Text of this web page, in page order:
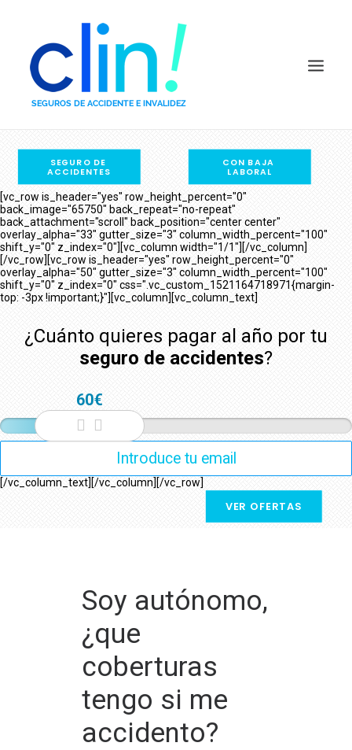
COMPARADOR POR PRECIO
PREGUNTAS FRECUENTES
QUIÉNES SOMOS
DEFINICIONES
COMPAÑÍAS
CONTACTO
CON BAJA
LABORAL
SEGURO DE
ACCIDENTES
[vc_row is_header="yes" row_height_percent="0"
back_image="65750" back_repeat="no-repeat"
back_attachment="scroll" back_position="center center"
overlay_alpha="33" gutter_size="3" column_width_percent="100"
shift_y="0" z_index="0"][vc_column width="1/1"][/vc_column]
[/vc_row][vc_row is_header="yes" row_height_percent="0"
overlay_alpha="50" gutter_size="3" column_width_percent="100"
shift_y="0" z_index="0" css=".vc_custom_1521164718971{margin-
top: -3px !important;}"][vc_column][vc_column_text]
¿Cuánto quieres pagar al año por tu
seguro de accidentes?
60€
VER OFERTAS
[/vc_column_text][/vc_column][/vc_row]
Soy autónomo,
¿que
coberturas
tengo si me
accidento?